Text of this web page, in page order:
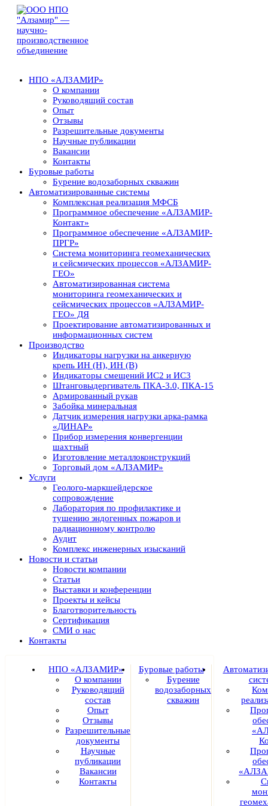
НПО «АЛЗАМИР»
О компании
Руководящий состав
Опыт
Отзывы
Разрешительные документы
Научные публикации
Вакансии
Контакты
Буровые работы
Бурение водозаборных скважин
Автоматизированные системы
Комплексная реализация МФСБ
Программное обеспечение «АЛЗАМИР-
Контакт»
Программное обеспечение «АЛЗАМИР-
ПРГР»
Система мониторинга геомеханических
и сейсмических процессов «АЛЗАМИР-
ГЕО»
Автоматизированная система
мониторинга геомеханических и
сейсмических процессов «АЛЗАМИР-
ГЕО» ДЯ
Проектирование автоматизированных и
информационных систем
Производство
Индикаторы нагрузки на анкерную
крепь ИН (Н), ИН (В)
Индикаторы смещений ИС2 и ИС3
Штанговыдергиватель ПКА-3.0, ПКА-15
Армированный рукав
Забойка минеральная
Датчик измерения нагрузки арка-рамка
«ДИНАР»
Прибор измерения конвергенции
шахтный
Изготовление металлоконструкций
Торговый дом «АЛЗАМИР»
Услуги
Геолого-маркшейдерское
сопровождение
Лаборатория по профилактике и
тушению эндогенных пожаров и
радиационному контролю
Аудит
Комплекс инженерных изысканий
Новости и статьи
Новости компании
Статьи
Выставки и конференции
Проекты и кейсы
Благотворительность
Сертификация
СМИ о нас
Контакты
НПО «АЛЗАМИР»
О компании
Руководящий
состав
Опыт
Отзывы
Разрешительные
документы
Научные
публикации
Вакансии
Контакты
Буровые работы
Бурение
водозаборных
скважин